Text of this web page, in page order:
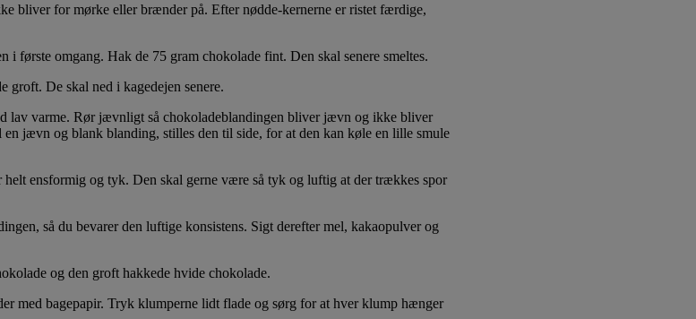
bliver for mørke eller brænder på. Efter nødde-kernerne er ristet færdige,
første omgang. Hak de 75 gram chokolade fint. Den skal senere smeltes.
groft. De skal ned i kagedejen senere.
lav varme. Rør jævnligt så chokoladeblandingen bliver jævn og ikke bliver
jævn og blank blanding, stilles den til side, for at den kan køle en lille smule
ensformig og tyk. Den skal gerne være så tyk og luftig at der trækkes spor
så du bevarer den luftige konsistens. Sigt derefter mel, kakaopulver og
og den groft hakkede hvide chokolade.
med bagepapir. Tryk klumperne lidt flade og sørg for at hver klump hænger